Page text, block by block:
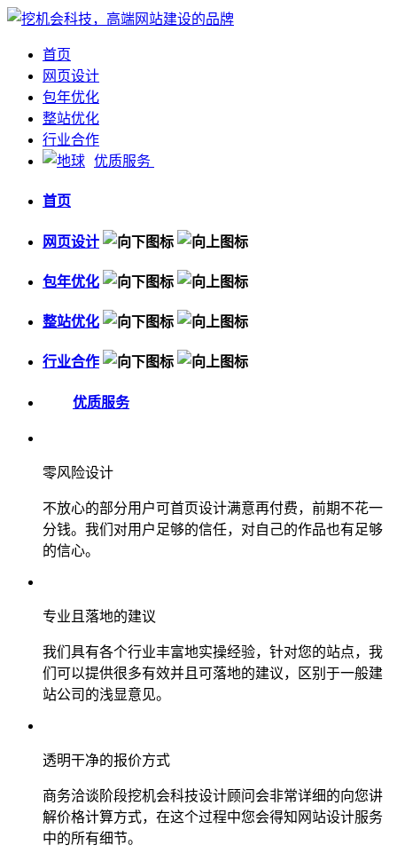
首页
网页设计
包年优化
整站优化
行业合作
优质服务
首页
网页设计
包年优化
整站优化
行业合作
优质服务
零风险设计
不放心的部分用户可首页设计满意再付费，前期不花一
分钱。我们对用户足够的信任，对自己的作品也有足够
的信心。
专业且落地的建议
我们具有各个行业丰富地实操经验，针对您的站点，我
们可以提供很多有效并且可落地的建议，区别于一般建
站公司的浅显意见。
透明干净的报价方式
商务洽谈阶段挖机会科技设计顾问会非常详细的向您讲
解价格计算方式，在这个过程中您会得知网站设计服务
中的所有细节。